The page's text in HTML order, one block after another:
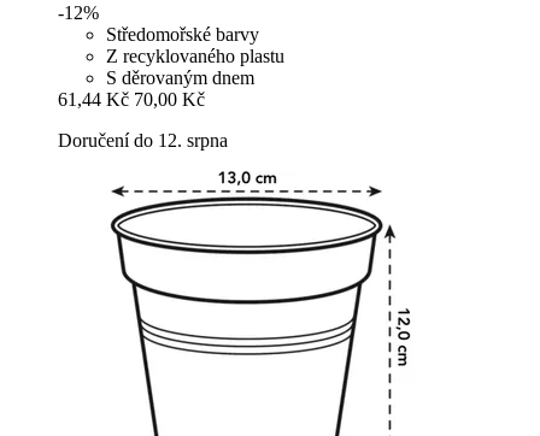
-12%
Středomořské barvy
Z recyklovaného plastu
S děrovaným dnem
61,44 Kč 70,00 Kč
Doručení do 12. srpna